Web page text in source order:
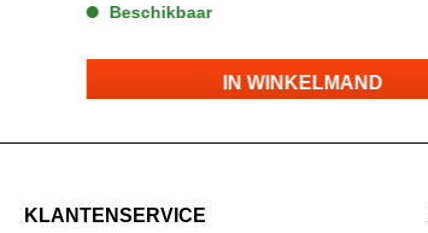
Beschikbaar
IN WINKELMAND
KLANTENSERVICE